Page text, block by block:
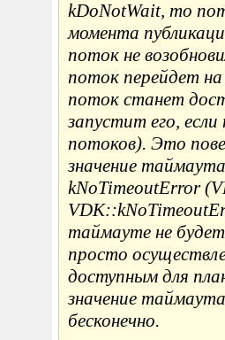
kDoNotWait, то
момента
поток не
поток перейдет
поток станет
запустит его,
потоков). Это
значение
kNoTimeoutError
таймауте не
просто
доступным для
значение
бесконечно.